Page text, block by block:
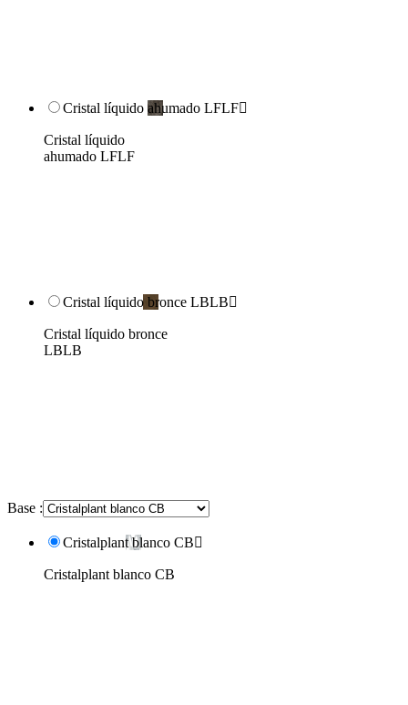
Cristal líquido ahumado LFLF
Cristal líquido
ahumado LFLF
Cristal líquido bronce LBLB
Cristal líquido bronce
LBLB
Base :
Cristalplant blanco CB
Cristalplant blanco CB